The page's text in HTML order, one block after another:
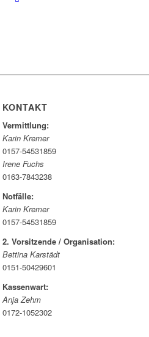
KONTAKT
Vermittlung:
Karin Kremer
0157-54531859
Irene Fuchs
0163-7843238
Notfälle:
Karin Kremer
0157-54531859
2. Vorsitzende / Organisation:
Bettina Karstädt
0151-50429601
Kassenwart:
Anja Zehm
0172-1052302